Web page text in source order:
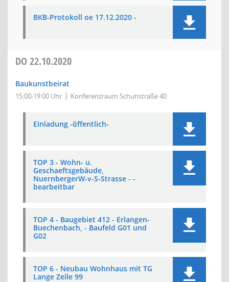
BKB-Protokoll oe 17.12.2020 -
DO 22.10.2020
Baukunstbeirat
15:00-19:00 Uhr Konferenzraum Schuhstraße 40
Einladung -öffentlich-
TOP 3 - Wohn- u.
Geschaeftsgebäude,
NuernbergerW-v-S-Strasse - -
bearbeitbar
TOP 4 - Baugebiet 412 - Erlangen-
Buechenbach, - Baufeld G01 und
G02
TOP 6 - Neubau Wohnhaus mit TG
Lange Zeile 99